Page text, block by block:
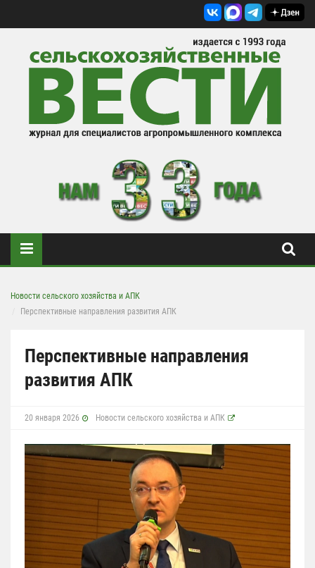
Новости сельского хозяйства и АПК
Перспективные направления развития АПК
Перспективные направления
развития АПК
20 января 2026 Новости сельского хозяйства и АПК